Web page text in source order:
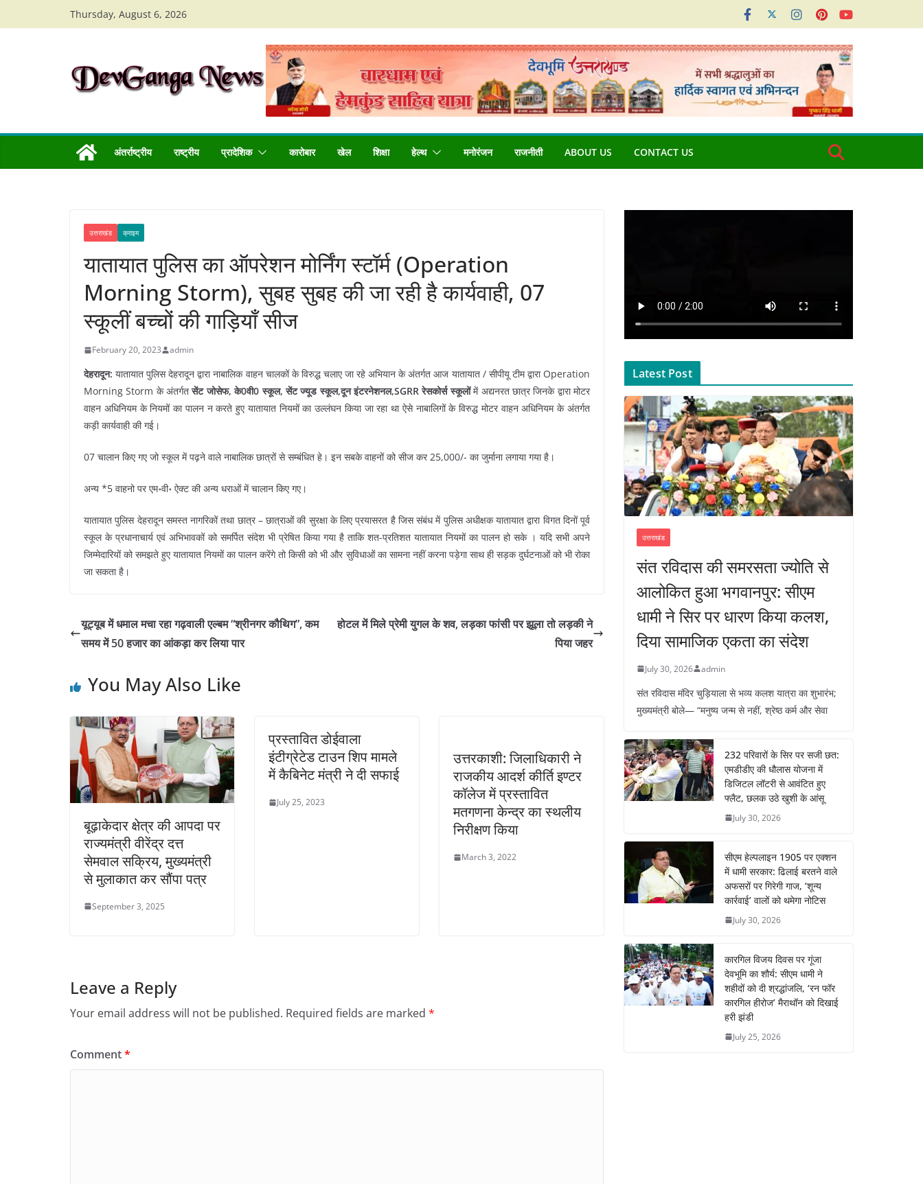
to
Thursday, August 6, 2026
अंतर्राष्ट्रीय राष्ट्रीय प्रादेशिक कारोबार खेल शिक्षा हेल्थ मनोरंजन राजनीती ABOUT US CONTACT US
उत्तराखंड क्राइम
यातायात पुलिस का ऑपरेशन मोर्निंग स्टॉर्म (Operation
Morning Storm), सुबह सुबह की जा रही है कार्यवाही, 07
स्कूलीं बच्चों की गाड़ियाँ सीज
February 20, 2023 admin
देहरादून: यातायात पुलिस देहरादून द्वारा नाबालिक वाहन चालकों के विरुद्ध चलाए जा रहे अभियान के अंतर्गत आज यातायात / सीपीयू टीम द्वारा Operation
Morning Storm के अंतर्गतसेंट जोसेफ, के0वी0 स्कूल, सेंट ज्यूड स्कूल,दून इंटरनेशनल,SGRR रेसकोर्स स्कूलोंमें अद्यनरत छात्र जिनके द्वारा मोटर
वाहन अधिनियम के नियमों का पालन न करते हुए यातायात नियमों का उल्लंघन किया जा रहा था ऐसे नाबालिगों के विरुद्ध मोटर वाहन अधिनियम के अंतर्गत
कड़ी कार्यवाही की गई।
07 चालान किए गए जो स्कूल में पढ़ने वाले नाबालिक छात्रों से सम्बंधित हे। इन सबके वाहनों को सीज कर 25,000/- का जुर्माना लगाया गया है।
अन्य *5 वाहनो पर एम॰वी॰ ऐक्ट की अन्य धराओं में चालान किए गए।
यातायात पुलिस देहरादून समस्त नागरिकों तथा छात्र – छात्राओं की सुरक्षा के लिए प्रयासरत है जिस संबंध में पुलिस अधीक्षक यातायात द्वारा विगत दिनों पूर्व
स्कूल के प्रधानाचार्य एवं अभिभावकों को समर्पित संदेश भी प्रेषित किया गया है ताकि शत-प्रतिशत यातायात नियमों का पालन हो सके । यदि सभी अपने
जिम्मेदारियों को समझते हुए यातायात नियमों का पालन करेंगे तो किसी को भी और सुविधाओं का सामना नहीं करना पड़ेगा साथ ही सड़क दुर्घटनाओं को भी रोका
जा सकता है।
यूट्यूब में धमाल मचा रहा गढ़वाली एल्बम “श्रीनगर कौथिग”, कम
समय में 50 हजार का आंकड़ा कर लिया पार
होटल में मिले प्रेमी युगल के शव, लड़का फांसी पर झूला तो लड़की ने
पिया जहर
You May Also Like
बूढ़ाकेदार क्षेत्र की आपदा पर
राज्यमंत्री वीरेंद्र दत्त
सेमवाल सक्रिय, मुख्यमंत्री
से मुलाकात कर सौंपा पत्र
September 3, 2025
प्रस्तावित डोईवाला
इंटीग्रेटेड टाउन शिप मामले
में कैबिनेट मंत्री ने दी सफाई
July 25, 2023
उत्तरकाशी: जिलाधिकारी ने
राजकीय आदर्श कीर्ति इण्टर
कॉलेज में प्रस्तावित
मतगणना केन्द्र का स्थलीय
निरीक्षण किया
March 3, 2022
Leave a Reply
Your email address will not be published. Required fields are marked *
Comment*
Latest Post
उत्तराखंड
संत रविदास की समरसता ज्योति से
आलोकित हुआ भगवानपुर: सीएम
धामी ने सिर पर धारण किया कलश,
दिया सामाजिक एकता का संदेश
July 30, 2026 admin
संत रविदास मंदिर चुड़ियाला से भव्य कलश यात्रा का शुभारंभ;
मुख्यमंत्री बोले— “मनुष्य जन्म से नहीं, श्रेष्ठ कर्म और सेवा
232 परिवारों के सिर पर सजी छत:
एमडीडीए की धौलास योजना में
डिजिटल लॉटरी से आवंटित हुए
फ्लैट, छलक उठे खुशी के आंसू
July 30, 2026
सीएम हेल्पलाइन 1905 पर एक्शन
में धामी सरकार: ढिलाई बरतने वाले
अफसरों पर गिरेगी गाज, ‘शून्य
कार्रवाई’ वालों को थमेगा नोटिस
July 30, 2026
कारगिल विजय दिवस पर गूंजा
देवभूमि का शौर्य: सीएम धामी ने
शहीदों को दी श्रद्धांजलि, ‘रन फॉर
कारगिल हीरोज’ मैराथॉन को दिखाई
हरी झंडी
July 25, 2026